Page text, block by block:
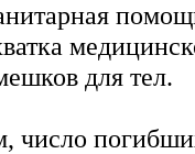
для тел.
число